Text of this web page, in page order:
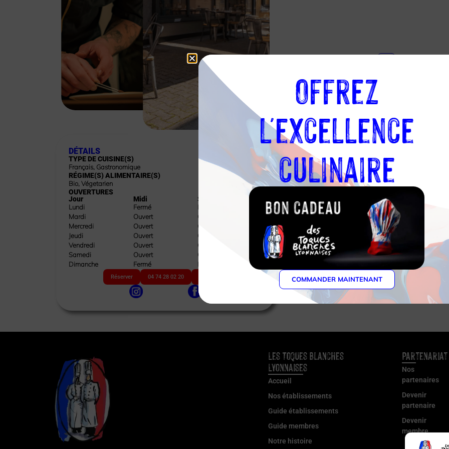
DÉTAILS
TYPE DE CUISINE(S)
Français, Gastronomique
RÉGIME(S) ALIMENTAIRE(S)
Bio, Végetarien
OUVERTURES
Jour
Lundi
Mardi
Mercredi
Jeudi
Vendredi
Samedi
Dimanche
Midi
Fermé
Ouvert
Ouvert
Ouvert
Ouvert
Ouvert
Fermé
Soir
Fermé
Ouvert
Ouvert
Ouvert
Ouvert
Ouvert
Fermé
Réserver 04 74 28 02 20
Les Toques Blanches
Lyonnaises
Accueil
Nos établissements
Guide établissements
Guide membres
Notre histoire
Partenariat
Nos
partenaires
Devenir
partenaire
Devenir
membre
Offrez
l'excellence
culinaire
COMMANDER MAINTENANT